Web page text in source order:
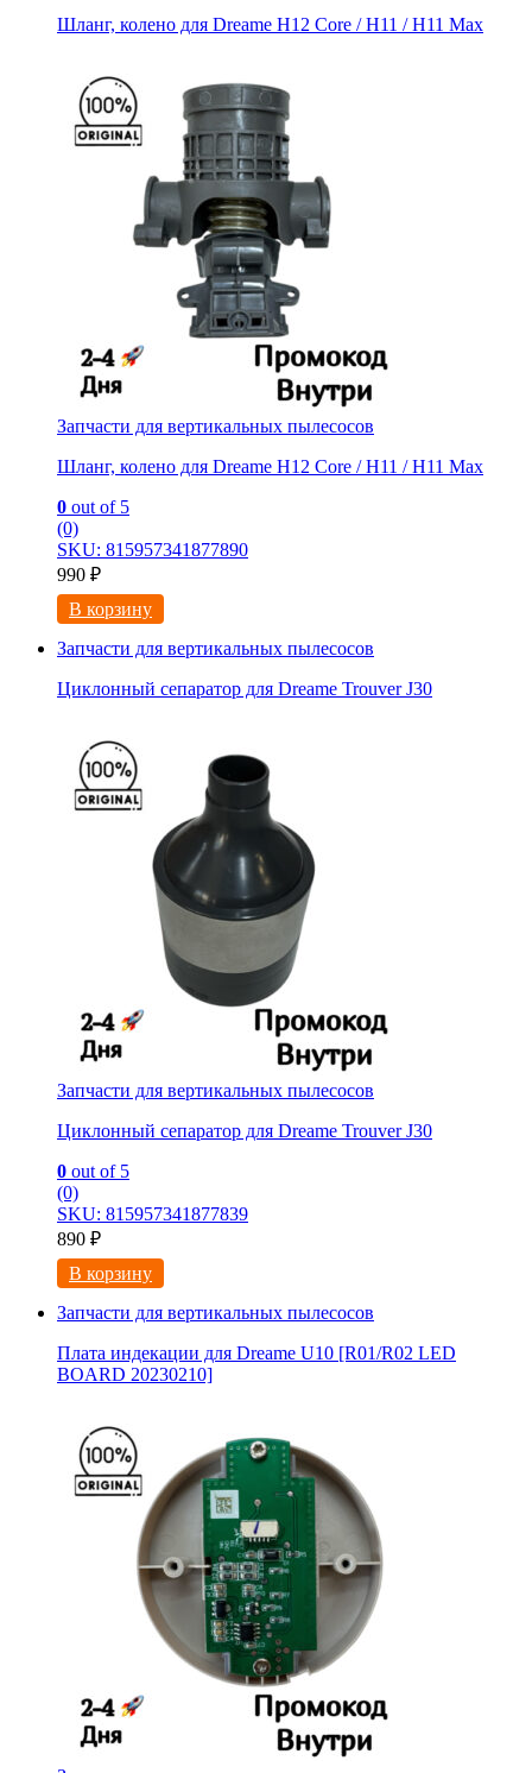
Шланг, колено для Dreame H12 Core / H11 / H11 Max
Запчасти для вертикальных пылесосов
Шланг, колено для Dreame H12 Core / H11 / H11 Max
0 out of 5
(0)
SKU: 815957341877890
990 ₽
В корзину
Запчасти для вертикальных пылесосов
Циклонный сепаратор для Dreame Trouver J30
Запчасти для вертикальных пылесосов
Циклонный сепаратор для Dreame Trouver J30
0 out of 5
(0)
SKU: 815957341877839
890 ₽
В корзину
Запчасти для вертикальных пылесосов
Плата индекации для Dreame U10 [R01/R02 LED
BOARD 20230210]